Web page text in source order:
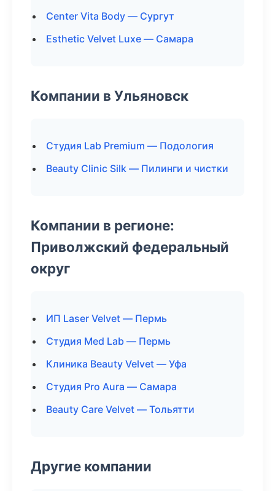
Center Vita Body — Сургут
Esthetic Velvet Luxe — Самара
Компании в Ульяновск
Студия Lab Premium — Подология
Beauty Clinic Silk — Пилинги и чистки
Компании в регионе:
Приволжский федеральный
округ
ИП Laser Velvet — Пермь
Студия Med Lab — Пермь
Клиника Beauty Velvet — Уфа
Студия Pro Aura — Самара
Beauty Care Velvet — Тольятти
Другие компании